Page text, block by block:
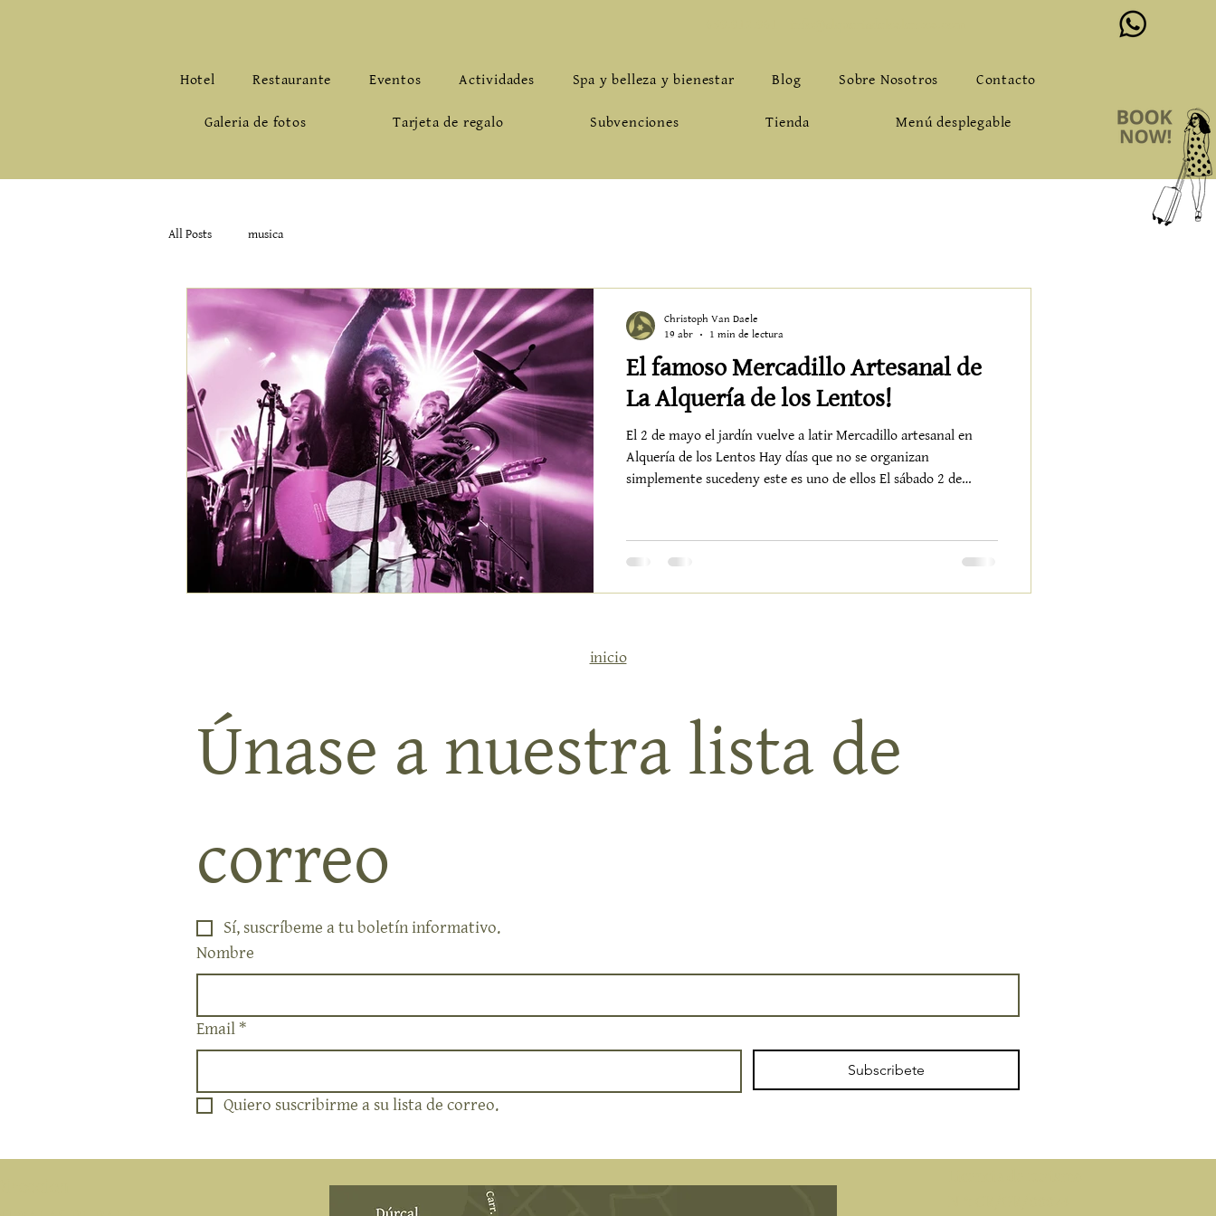
Hotel Restaurante Eventos Actividades Spa y belleza y bienestar Blog Sobre Nosotros Contacto
Galeria de fotos Tarjeta de regalo Subvenciones Tienda Menú desplegable
All Posts musica
El famoso Mercadillo Artesanal de
La Alquería de los Lentos!
El 2 de mayo el jardín vuelve a latir Mercadillo artesanal en
Alquería de los Lentos Hay días que no se organizan
simplemente sucedeny este es uno de ellos El sábado 2 de
y fácil de sentir Desde la mañanael jardín se transforma en un
pequeño universomás de cuarenta artesanos desplegando
Christoph Van Daele
19 abr
1 min de lectura
inicio
Únase a nuestra lista de
correo
Sí, suscríbeme a tu boletín informativo.
Nombre
Email *
Subscribete
Quiero suscribirme a su lista de correo.